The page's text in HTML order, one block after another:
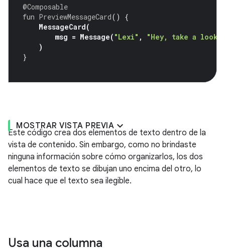
@Composable
fun PreviewMessageCard()
{
MessageCard(
msg = Message( "Lexi" ,
"Hey, take a look
)
}
MOSTRAR VISTA PREVIA
Este código crea dos elementos de texto dentro de la
vista de contenido. Sin embargo, como no brindaste
ninguna información sobre cómo organizarlos, los dos
elementos de texto se dibujan uno encima del otro, lo
cual hace que el texto sea ilegible.
Usa una columna